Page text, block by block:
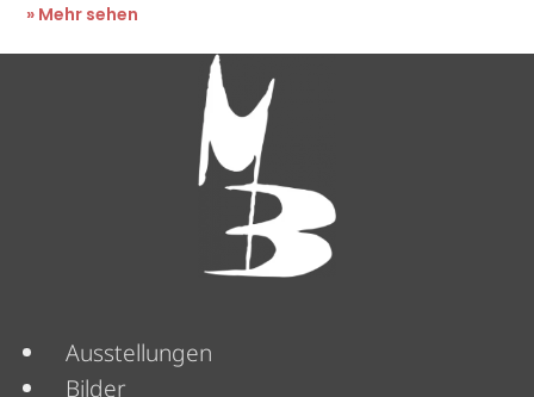
» Mehr sehen
Menü
Ausstellungen
Bilder